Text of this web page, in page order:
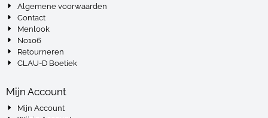
Algemene voorwaarden
Contact
Menlook
No106
Retourneren
CLAU-D Boetiek
Mijn Account
Mijn Account